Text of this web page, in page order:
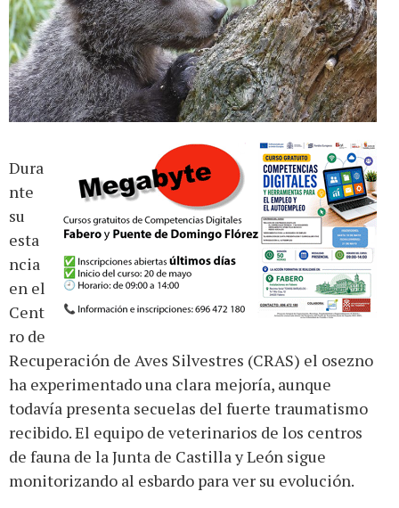
Dura
nte
su
esta
ncia
en el
Cent
ro de
Recuperación de Aves Silvestres (CRAS) el osezno
ha experimentado una clara mejoría, aunque
todavía presenta secuelas del fuerte traumatismo
recibido. El equipo de veterinarios de los centros
de fauna de la Junta de Castilla y León sigue
monitorizando al esbardo para ver su evolución.